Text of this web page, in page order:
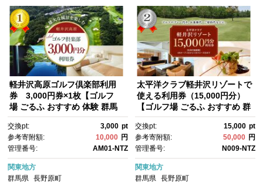
軽井沢高原ゴルフ倶楽部利用
券 3,000円券×1枚【ゴルフ
場 ごるふ おすすめ 体験 群馬
交換pt: 3,000 pt
参考寄附額:
10,000 円
管理番号:
AM01-NTZ
関東地方
群馬県
長野原町
太平洋クラブ軽井沢リゾートで
使える利用券（15,000円分）
【ゴルフ場 ごるふ おすすめ 群
交換pt: 15,000 pt
参考寄附額:
50,000 円
管理番号:
N009-NTZ
関東地方
群馬県 長野原町